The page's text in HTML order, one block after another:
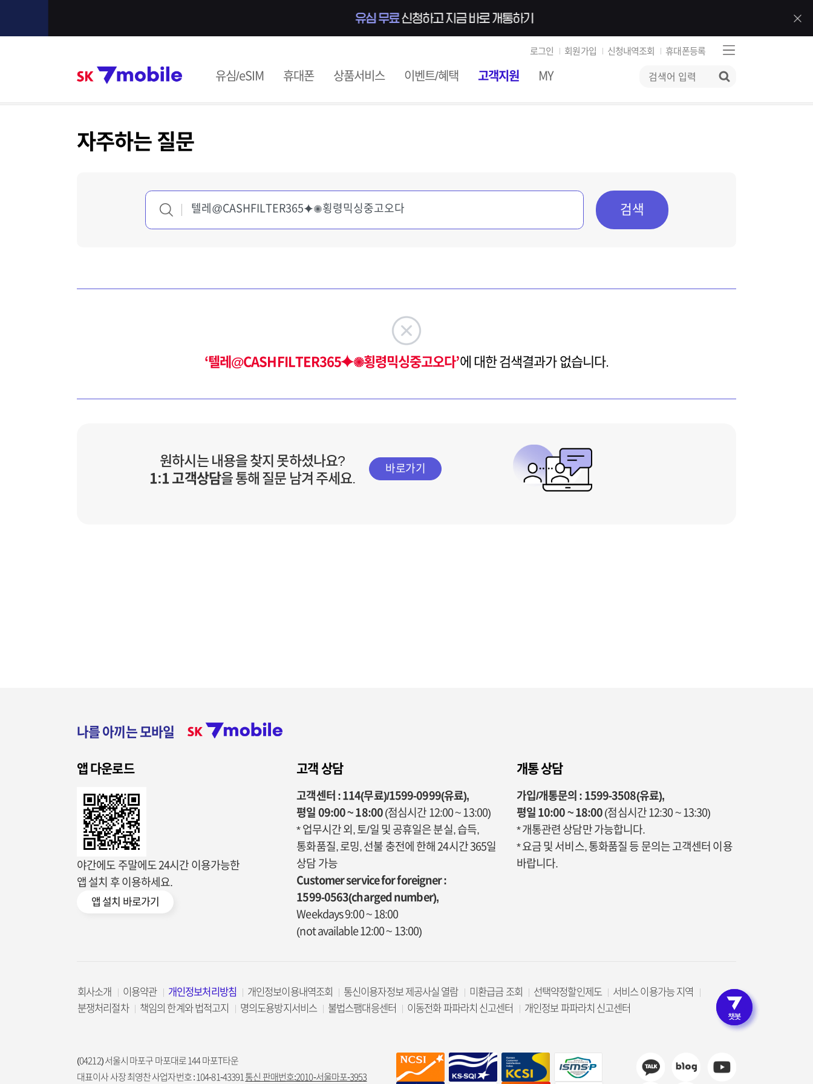
SK 7mobile
로그인 회원가입 신청내역조회 휴대폰등록
주메뉴
유심/eSIM 휴대폰 상품서비스 이벤트/혜택 고객지원 MY
검색
고객인증 없이 편리한 상
자주하는 질문
검색
‘텔레@CASHFILTER365⯌✺횡령믹싱중고오다’에 대한 검색결과가 없습니다.
원하시는 내용을 찾지 못하셨나요?
1:1 고객상담을 통해 질문 남겨 주세요.
바로가기
나를 아끼는 모바일
앱 다운로드
야간에도 주말에도 24시간 이용가능한
앱 설치 후 이용하세요.
앱 설치 바로가기
고객 상담
고객센터 : 114(무료)/1599-0999(유료),
평일 09:00 ~ 18:00 (점심시간 12:00 ~ 13:00)
* 업무시간 외, 토/일 및 공휴일은 분실, 습득,
통화품질, 로밍, 선불 충전에 한해 24시간 365일
상담 가능
Customer service for foreigner :
1599-0563(charged number),
Weekdays 9:00 ~ 18:00
(not available 12:00 ~ 13:00)
개통 상담
가입/개통문의 : 1599-3508(유료),
평일 10:00 ~ 18:00 (점심시간 12:30 ~ 13:30)
* 개통관련 상담만 가능합니다.
* 요금 및 서비스, 통화품질 등 문의는 고객센터 이용
바랍니다.
회사소개 이용약관 개인정보처리방침 개인정보이용내역조회 통신이용자정보 제공사실 열람 미환급금 조회 선택약정할인제도
서비스 이용가능 지역
분쟁처리절차
책임의 한계와 법적고지 명의도용방지서비스 불법스팸대응센터 이동전화 파파라치 신고센터 개인정보 파파라치 신고센터
(04212) 서울시 마포구 마포대로 144 마포T타운
대표이사 사장 최영찬 사업자번호 : 104-81-43391 통신 판매번호:2010-서울마포-3953